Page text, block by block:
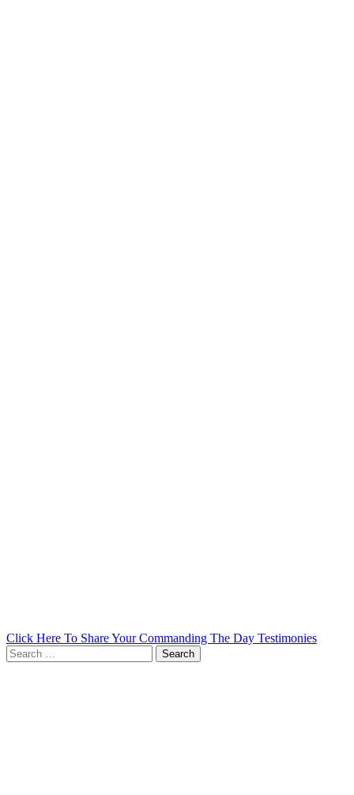
Click Here To Share Your Commanding The Day Testimonies
Search
for: